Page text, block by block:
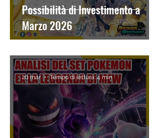
Possibilità di Investimento a
Marzo 2026
20 mar Tempo di lettura: 4 min